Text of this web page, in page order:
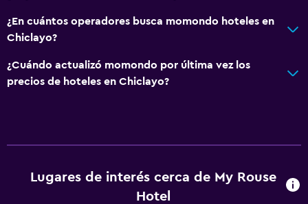
¿En cuántos operadores busca momondo hoteles en
Chiclayo?
¿Cuándo actualizó momondo por última vez los
precios de hoteles en Chiclayo?
Lugares de interés cerca de My Rouse
Hotel